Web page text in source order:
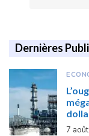
Dernières
7